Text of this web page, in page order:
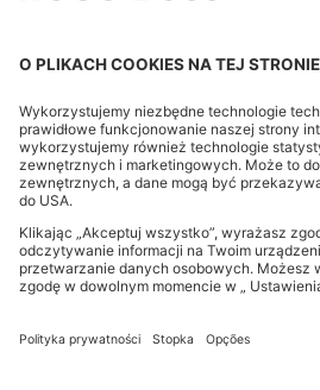
CHANGE
Odstąpienie od umowy
Oświadczenie o ochronie prywatności
Oświadczenie o ochronie prywatności dot.